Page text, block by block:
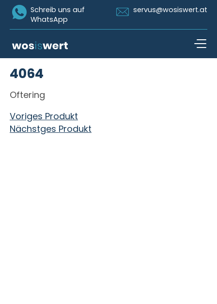
Icon Whatsapp
Schreib uns auf
WhatsApp
Icon Email
servus@wosiswert.at
4064
Oftering
Beitragsnavigation
Voriges Produkt
Nächstges Produkt